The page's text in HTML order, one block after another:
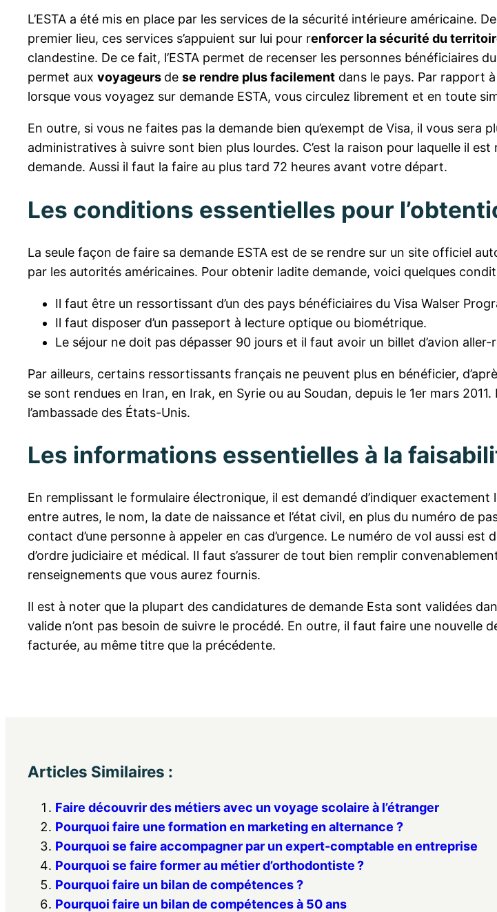
L’ESTA a été mis en place par les services de la sécurité intérieure américaine.
premier lieu, ces services s’appuient sur lui pour renforcer la sécurité du
clandestine. De ce fait, l’ESTA permet de recenser les personnes bénéficiaires
permet aux voyageurs de se rendre plus facilement dans le pays. Par rapport
lorsque vous voyagez sur demande ESTA, vous circulez librement et en toute
En outre, si vous ne faites pas la demande bien qu’exempt de Visa, il vous
administratives à suivre sont bien plus lourdes. C’est la raison pour laquelle il
demande. Aussi il faut la faire au plus tard 72 heures avant votre départ.
Les conditions essentielles pour
La seule façon de faire sa demande ESTA est de se rendre sur un site officiel
par les autorités américaines. Pour obtenir ladite demande, voici quelques
Il faut être un ressortissant d’un des pays bénéficiaires du Visa Walser
Il faut disposer d’un passeport à lecture optique ou biométrique.
Le séjour ne doit pas dépasser 90 jours et il faut avoir un billet d’avion aller-
Par ailleurs, certains ressortissants français ne peuvent plus en bénéficier,
se sont rendues en Iran, en Irak, en Syrie ou au Soudan, depuis le 1er mars
l’ambassade des États-Unis.
Les informations essentielles à la
En remplissant le formulaire électronique, il est demandé d’indiquer
entre autres, le nom, la date de naissance et l’état civil, en plus du numéro de
contact d’une personne à appeler en cas d’urgence. Le numéro de vol aussi
d’ordre judiciaire et médical. Il faut s’assurer de tout bien remplir
renseignements que vous aurez fournis.
Il est à noter que la plupart des candidatures de demande Esta sont validées
valide n’ont pas besoin de suivre le procédé. En outre, il faut faire une nouvelle
facturée, au même titre que la précédente.
Articles Similaires :
Faire découvrir des métiers avec un voyage scolaire à l’étranger
Pourquoi faire une formation en marketing en alternance ?
Pourquoi se faire accompagner par un expert-comptable en entreprise
Pourquoi se faire former au métier d’orthodontiste ?
Pourquoi faire un bilan de compétences ?
Pourquoi faire un bilan de compétences à 50 ans